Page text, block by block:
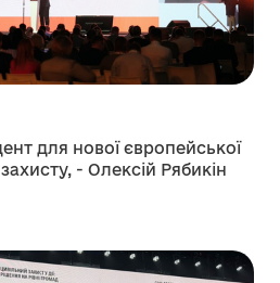
для нової європейської
- Олексій Рябикін